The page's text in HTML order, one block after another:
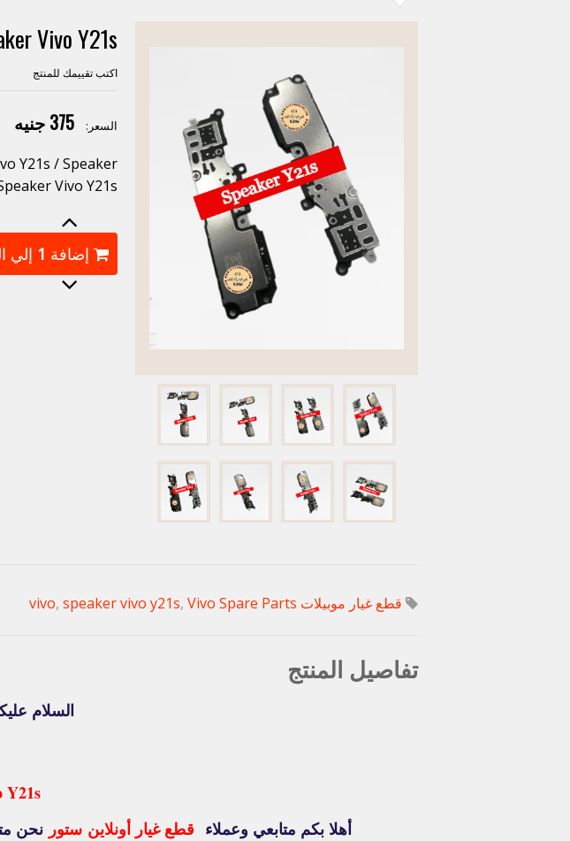
Vivo Y21s
اكتب تقييمك للمنتج
السعر: 375 جنيه
Y21s / Speaker
Vivo Y21s
إضافة 1 إلي
قطع غيار موبيلات vivo , speaker vivo y21s, Vivo Spare Parts
تفاصيل المنتج
السلام
Y21s
أهلا بكم متابعي وعملاء قطع غيار أونلاين ستور نحن